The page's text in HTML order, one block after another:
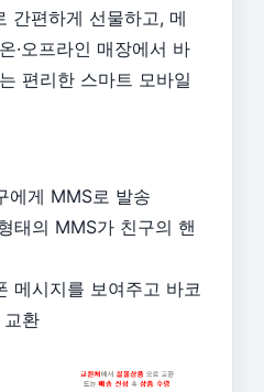
간편하게 선물하고, 메
·오프라인 매장에서 바
편리한 스마트 모바일
에게 MMS로 발송
태의 MMS가 친구의 핸
메시지를 보여주고 바코
교환